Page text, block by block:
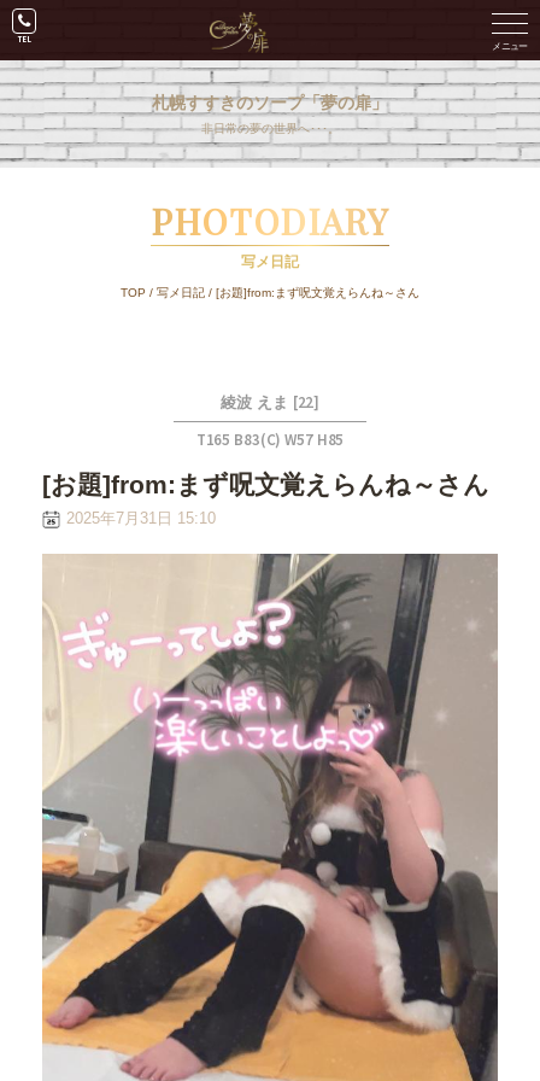
札幌すすきのソープ「夢の扉」
非日常の夢の世界へ･･･。
PHOTODIARY
写メ日記
TOP / 写メ日記 / [お題]from:まず呪文覚えらんね～さん
綾波 えま [22]
T165 B83(C) W57 H85
[お題]from:まず呪文覚えらんね～さん
2025年7月31日 15:10